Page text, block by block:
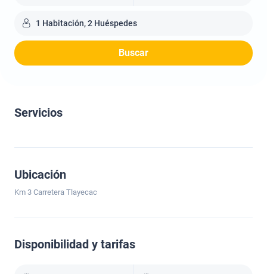
1 Habitación, 2 Huéspedes
Buscar
Servicios
Ubicación
Km 3 Carretera Tlayecac
Disponibilidad y tarifas